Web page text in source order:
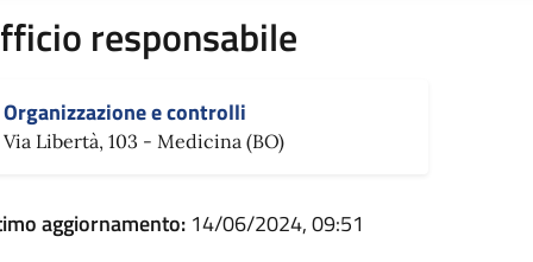
responsabile
Organizzazione e controlli
Via Libertà, 103 - Medicina (BO)
aggiornamento: 14/06/2024, 09:51